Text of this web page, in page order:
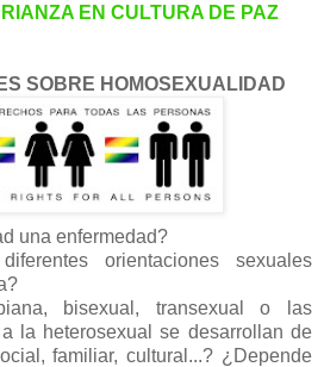
EN CULTURA DE PAZ
SOBRE HOMOSEXUALIDAD
una enfermedad?
orientaciones sexuales
bisexual, transexual o las
la heterosexual se desarrollan de
familiar, cultural...? ¿Depende